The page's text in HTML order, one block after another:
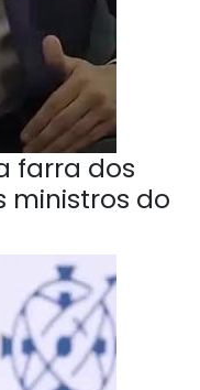
farra dos
ministros do